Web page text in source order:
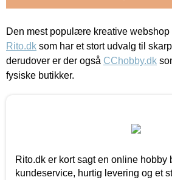
Den mest populære kreative
Rito.dk som har et stort udvalg til
derudover er der også CChobby.dk
fysiske butikker.
Rito.dk er kort sagt en online hobby
kundeservice, hurtig levering og et